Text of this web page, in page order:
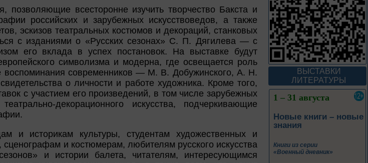
позволяющие всесторонне изучить творчество Бакста и
российских и зарубежных искусствоведов, а также
эскизов театральных костюмов и декораций, станковых
с изданиями о «Русских сезонах» С. П. Дягилева — с
его вклада в успех постановок. На выставке будут
символизма и модерна, где освещается роль
воспоминания современников — М. В. Добужинского, А. Н.
о личности и работе художника. Кроме того,
с участием его произведений, в том числе зарубежных
декорационного искусства, подчеркивающие
и историкам культуры, студентам художественных и
и костюмерам, любителям русского искусства
и истории балета, читателям, интересующимся
ВЫСТАВКИ
ЛИТЕРАТУРЫ
1 – 31 августа
Леонид Андреев:
взгляд из XXI века
1 – 31 августа
Новые книги – новые
знания
Книги из серии
«Военный дневник»